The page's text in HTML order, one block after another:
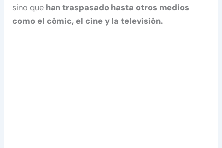
sino que han traspasado hasta otros medios
como el cómic, el cine y la televisión.